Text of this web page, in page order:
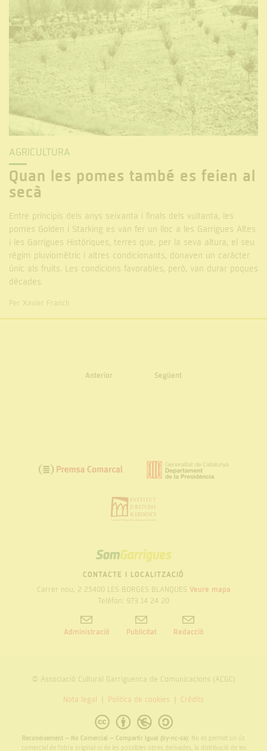
AGRICULTURA
Quan les pomes també es feien al
secà
Entre principis dels anys seixanta i finals dels vuitanta, les
pomes Golden i Starking es van fer un lloc a les Garrigues Altes
i les Garrigues Històriques, terres que, per la seva altura, el seu
règim pluviomètric i altres condicionants, donaven un caràcter
únic als fruits. Les condicions favorables, però, van durar poques
dècades.
Per Xavier Franch
Anterior Següent
SOM
GARRIGUES
CONTACTE I LOCALITZACIÓ
Carrer nou, 2 25400 LES BORGES BLANQUES Veure mapa
Telèfon: 973 14 24 20
Administració Publicitat Redacció
© Associació Cultural Garriguenca de Comunicacions (ACGC)
Nota legal Politica de cookies Crèdits
Reconeixement – No Comercial – Compartir Igual (by-nc-sa): No es permet un ús
comercial de l’obra original ni de les possibles obres derivades, la distribució de les